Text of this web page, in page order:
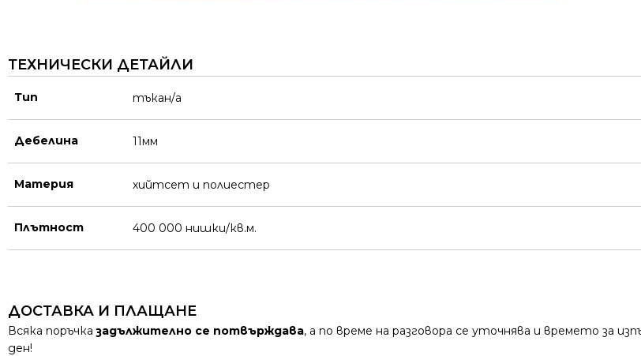
ТЕХНИЧЕСКИ ДЕТАЙЛИ
Тип тъкан/а
Дебелина 11мм
Материя хийтсет и полиестeр
Плътност 400 000 нишки/кв.м.
ДОСТАВКА И ПЛАЩАНЕ
Всяка поръчказадължително се потвърждава, а по време на разговора се уточнява и времето за
ден!